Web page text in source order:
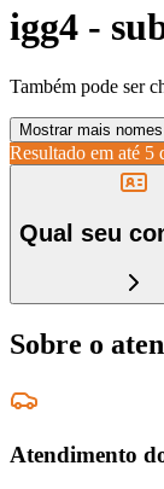
igg4 -
Também pode ser
Mostrar mais nomes
Resultado em até 5
Qual seu
Sobre o
Atendimento